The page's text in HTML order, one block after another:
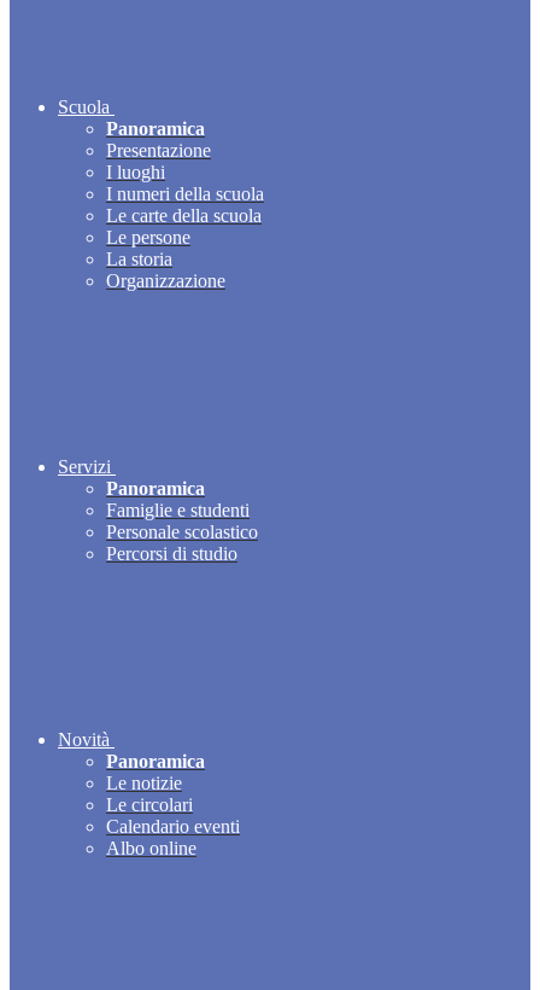
Scuola
Panoramica
Presentazione
I luoghi
I numeri della scuola
Le carte della scuola
Le persone
La storia
Organizzazione
Servizi
Panoramica
Famiglie e studenti
Personale scolastico
Percorsi di studio
Novità
Panoramica
Le notizie
Le circolari
Calendario eventi
Albo online